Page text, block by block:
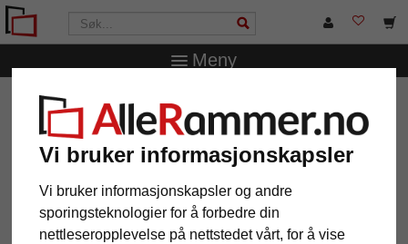
Vi bruker informasjonskapsler
Vi bruker informasjonskapsler og andre
sporingsteknologier for å forbedre din
nettleseropplevelse på nettstedet vårt, for å vise
Meny
AlleRammer.no Rammestørrelser
Barokkbilderamme Magda
Barokkbilderamme Magda